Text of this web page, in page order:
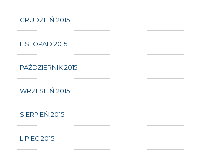
GRUDZIEŃ 2015
LISTOPAD 2015
PAŹDZIERNIK 2015
WRZESIEŃ 2015
SIERPIEŃ 2015
LIPIEC 2015